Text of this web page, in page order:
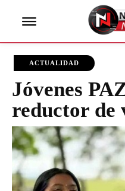
ACTUALIDAD
Jóvenes
reductor de